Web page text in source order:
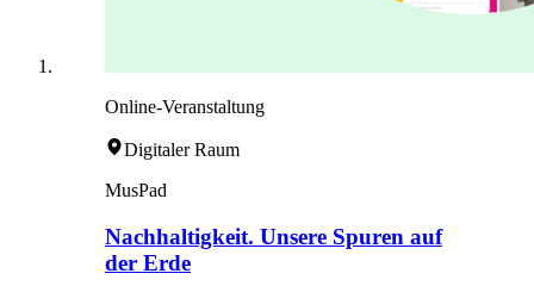
Online-Veranstaltung
Digitaler Raum
MusPad
Nachhaltigkeit. Unsere Spuren auf
der Erde